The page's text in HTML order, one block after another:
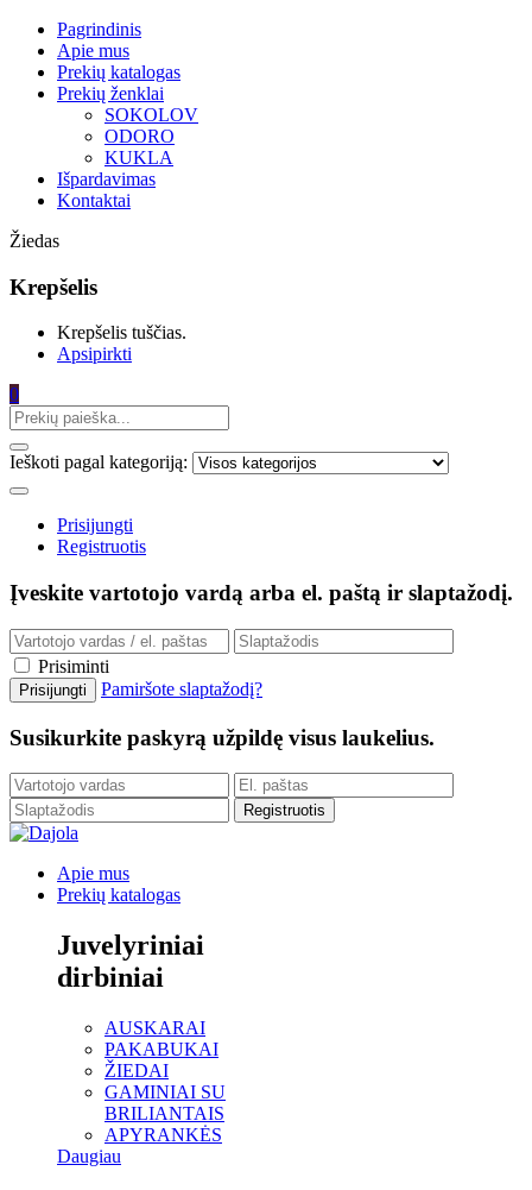
Pagrindinis
Apie mus
Prekių katalogas
Prekių ženklai
SOKOLOV
ODORO
KUKLA
Išpardavimas
Kontaktai
Žiedas
Krepšelis
Krepšelis tuščias.
Apsipirkti
0
Ieškoti pagal kategoriją:
Prisijungti
Registruotis
Įveskite vartotojo vardą arba el. paštą ir slaptažodį.
Prisiminti
Pamiršote slaptažodį?
Susikurkite paskyrą užpildę visus laukelius.
Apie mus
Prekių katalogas
Juvelyriniai
dirbiniai
AUSKARAI
PAKABUKAI
ŽIEDAI
GAMINIAI SU
BRILIANTAIS
APYRANKĖS
Daugiau